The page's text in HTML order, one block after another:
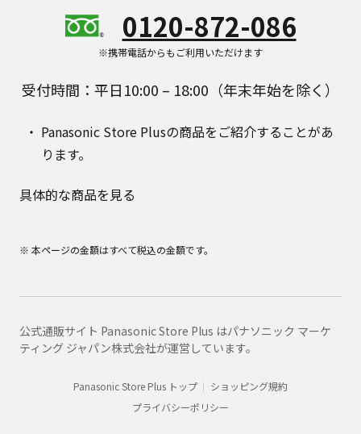
0120-872-086
※携帯電話からもご利用いただけます
受付時間：平日10:00 – 18:00（年末年始を除く）
Panasonic Store Plusの商品をご紹介することがあ
ります。
具体的な商品を見る
※ 本ページの金額はすべて税込の金額です。
公式通販サイト Panasonic Store Plus はパナソニック マーケ
ティング ジャパン株式会社が運営しています。
Panasonic Store Plus トップ
ショッピング規約
プライバシーポリシー